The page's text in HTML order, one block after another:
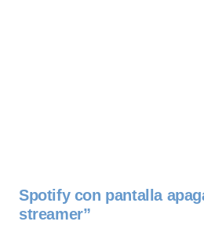
Spotify con pantalla
streamer”